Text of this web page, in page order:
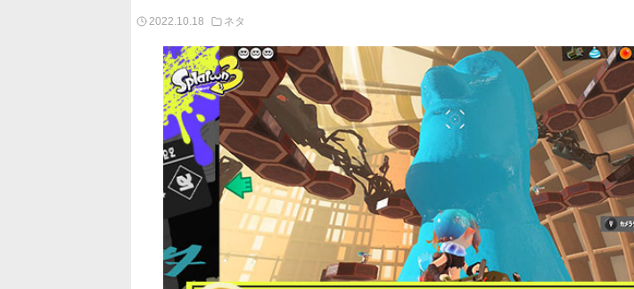
2022.10.18 ネタ